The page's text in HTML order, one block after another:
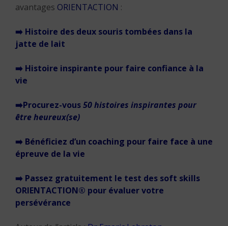
avantages ORIENTACTION :
➡️ Histoire des deux souris tombées dans la
jatte de lait
➡️ Histoire inspirante pour faire confiance à la
vie
➡️Procurez-vous50 histoires inspirantes pour
être heureux(se)
➡️ Bénéficiez d’un coaching pour faire face à une
épreuve de la vie
➡️ Passez gratuitement le test des soft skills
ORIENTACTION® pour évaluer votre
persévérance